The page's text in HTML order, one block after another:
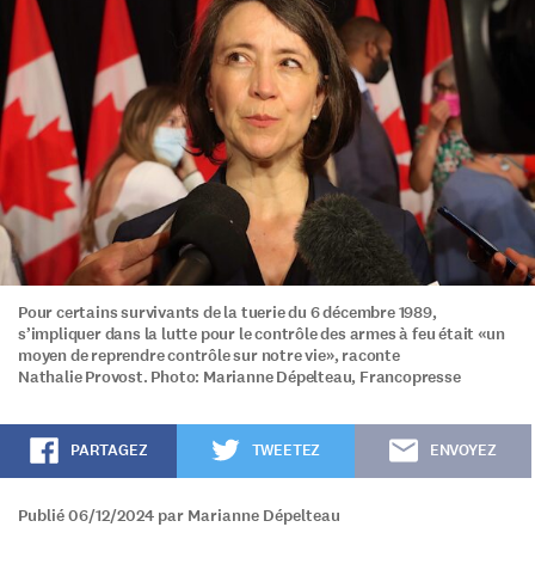
Pour certains survivants de la tuerie du 6 décembre 1989,
s’impliquer dans la lutte pour le contrôle des armes à feu était «un
moyen de reprendre contrôle sur notre vie», raconte
Nathalie Provost. Photo: Marianne Dépelteau, Francopresse
PARTAGEZ TWEETEZ ENVOYEZ
Publié 06/12/2024 par Marianne Dépelteau